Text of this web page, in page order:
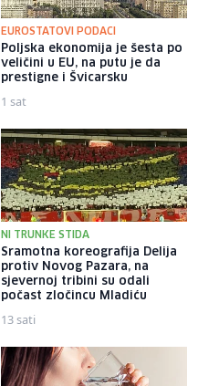
EUROSTATOVI PODACI
Poljska ekonomija je šesta po
veličini u EU, na putu je da
prestigne i Švicarsku
1 sat
NI TRUNKE STIDA
Sramotna koreografija Delija
protiv Novog Pazara, na
sjevernoj tribini su odali
počast zločincu Mladiću
13 sati